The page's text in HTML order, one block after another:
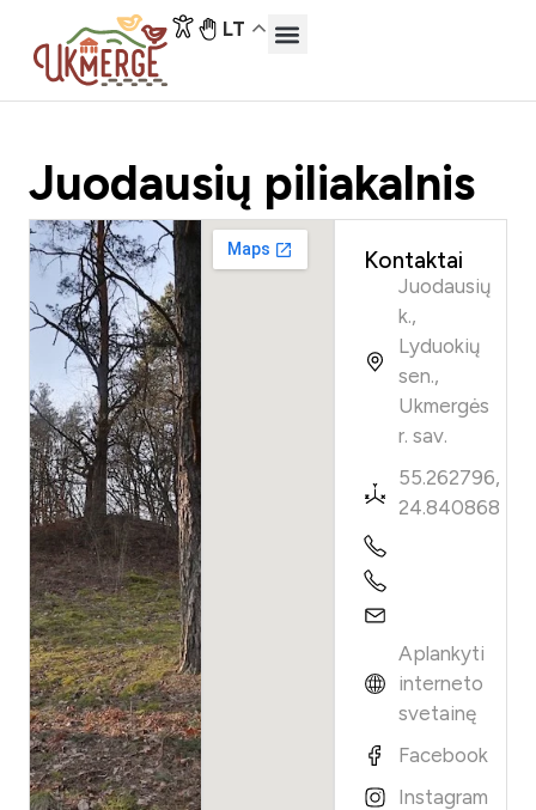
LT
Juodausių piliakalnis
Kontaktai
Juodausių
k.,
Lyduokių
sen.,
Ukmergės
r. sav.
55.262796,
24.840868
Aplankyti
interneto
svetainę
Facebook
Instagram